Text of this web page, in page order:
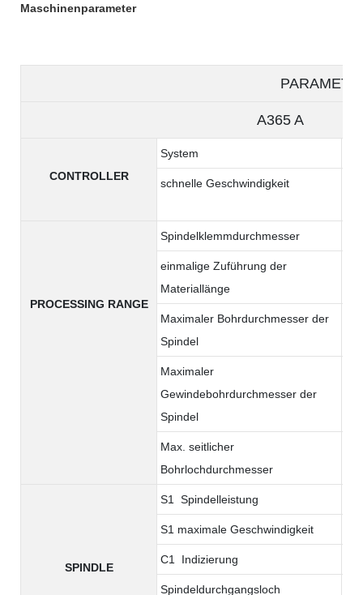
Maschinenparameter
A365 A
CONTROLLER
System
schnelle Geschwindigkeit
PROCESSING RANGE
Spindelklemmdurchmesser
einmalige Zuführung der
Materiallänge
Maximaler Bohrdurchmesser der
Spindel
Maximaler
Gewindebohrdurchmesser der
Spindel
Max. seitlicher
Bohrlochdurchmesser
SPINDLE
S1 Spindelleistung
S1 maximale Geschwindigkeit
C1 Indizierung
Spindeldurchgangsloch